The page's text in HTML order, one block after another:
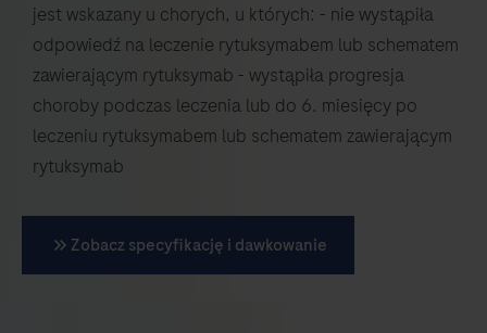
jest wskazany u chorych, u których: - nie wystąpiła
odpowiedź na leczenie rytuksymabem lub schematem
zawierającym rytuksymab - wystąpiła progresja
choroby podczas leczenia lub do 6. miesięcy po
leczeniu rytuksymabem lub schematem zawierającym
rytuksymab
Zobacz specyfikację i dawkowanie